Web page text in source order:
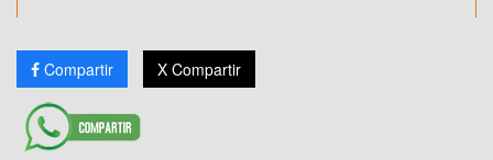
Compartir X Compartir